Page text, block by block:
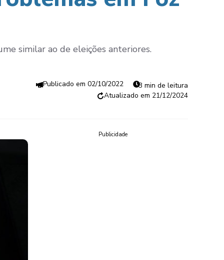
similar ao de eleições anteriores.
02/10/2022
3 min de leitura
21/12/2024
Publicidade